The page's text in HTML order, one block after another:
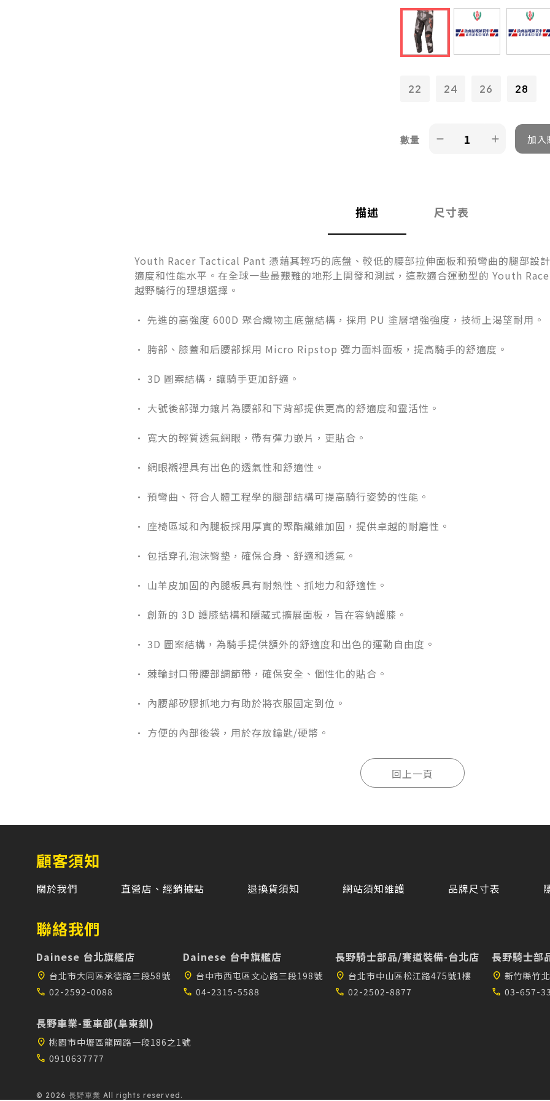
22 24 26 28
數量
描述 尺寸表
Youth Racer Tactical Pant 憑藉其輕巧的底盤、較低的腰部拉伸面板和預彎曲的腿部設
適度和性能水平。在全球一些最艱難的地形上開發和測試，這款適合運動型的 Youth
越野騎行的理想選擇。
• 先進的高強度 600D 聚合織物主底盤結構，採用 PU 塗層增強強度，技術上渴望耐用。
• 胯部、膝蓋和后腰部採用 Micro Ripstop 彈力面料面板，提高騎手的舒適度。
• 3D 圖案結構，讓騎手更加舒適。
• 大號後部彈力鑲片為腰部和下背部提供更高的舒適度和靈活性。
• 寬大的輕質透氣網眼，帶有彈力嵌片，更貼合。
• 網眼襯裡具有出色的透氣性和舒適性。
• 預彎曲、符合人體工程學的腿部結構可提高騎行姿勢的性能。
• 座椅區域和內腿板採用厚實的聚酯纖維加固，提供卓越的耐磨性。
• 包括穿孔泡沫臀墊，確保合身、舒適和透氣。
• 山羊皮加固的內腿板具有耐熱性、抓地力和舒適性。
• 創新的 3D 護膝結構和隱藏式擴展面板，旨在容納護膝。
• 3D 圖案結構，為騎手提供額外的舒適度和出色的運動自由度。
• 棘輪封口帶腰部調節帶，確保安全、個性化的貼合。
• 內腰部矽膠抓地力有助於將衣服固定到位。
• 方便的內部後袋，用於存放鑰匙/硬幣。
顧客須知
關於我們 直營店、經銷據點 退換貨須知 網站須知維護 品牌尺寸表
聯絡我們
Dainese 台北旗艦店
location_on 台北市大同區承德路三段58號
call 02-2592-0088
Dainese 台中旗艦店
location_on 台中市西屯區文心路三段198號
call 04-2315-5588
長野騎士部品/賽道裝備-台北店
location_on 台北市中山區松江路475號1樓
call 02-2502-8877
長野騎士部
location_on 新竹縣竹
call 03-657-
長野車業-重車部(阜東釧)
location_on 桃園市中壢區龍岡路一段186之1號
call 0910637777
© 2026 長野車業 All rights reserved.